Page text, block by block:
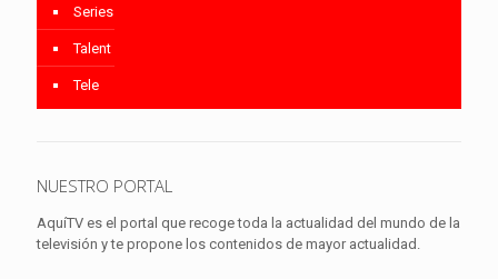
Series
Talent
Tele
NUESTRO PORTAL
AquíTV es el portal que recoge toda la actualidad del mundo de la
televisión y te propone los contenidos de mayor actualidad.